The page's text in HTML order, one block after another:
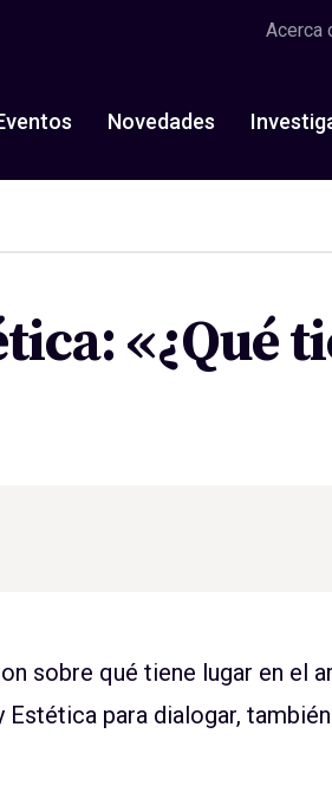
Acerca
Novedades
«¿Qué
sobre qué tiene lugar en el
para dialogar,